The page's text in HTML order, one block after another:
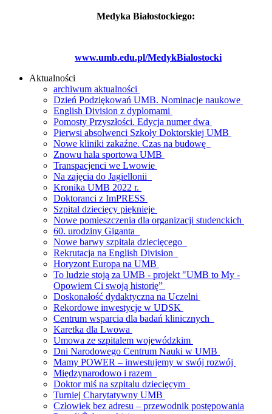
Medyka Białostockiego:
www.umb.edu.pl/MedykBialostocki
Aktualności
archiwum aktualności
Dzień Podziękowań UMB. Nominacje naukowe
English Division z dyplomami
Pomosty Przyszłości. Edycja numer dwa
Pierwsi absolwenci Szkoły Doktorskiej UMB
Nowe kliniki zakaźne. Czas na budowę
Znowu hala sportowa UMB
Transpacjenci we Lwowie
Na zajęcia do Jagiellonii
Kronika UMB 2022 r.
Doktoranci z ImPRESS
Szpital dziecięcy pięknieje
Nowe pomieszczenia dla organizacji studenckich
60. urodziny Giganta
Nowe barwy szpitala dziecięcego
Rekrutacja na English Division
Horyzont Europa na UMB
To ludzie stoją za UMB - projekt "UMB to My -
Opowiem Ci swoją historię”
Doskonałość dydaktyczna na Uczelni
Rekordowe inwestycje w UDSK
Centrum wsparcia dla badań klinicznych
Karetka dla Lwowa
Umowa ze szpitalem wojewódzkim
Dni Narodowego Centrum Nauki w UMB
Mamy POWER – inwestujemy w swój rozwój
Międzynarodowo i razem
Doktor miś na szpitalu dziecięcym
Turniej Charytatywny UMB
Człowiek bez adresu – przewodnik postępowania